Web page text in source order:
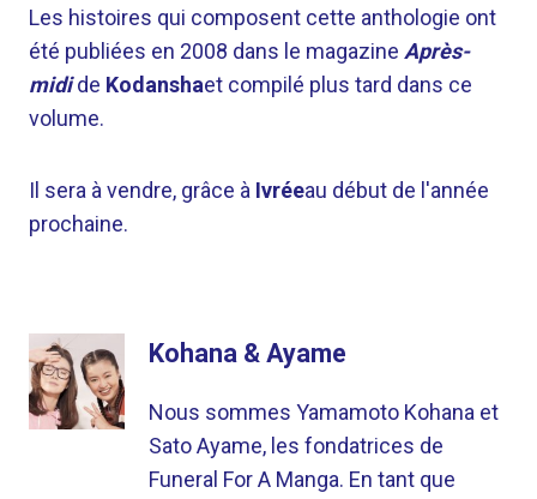
Les histoires qui composent cette anthologie ont
été publiées en 2008 dans le magazine Après-
midi de Kodanshaet compilé plus tard dans ce
volume.
Il sera à vendre, grâce à Ivréeau début de l'année
prochaine.
Kohana & Ayame
Nous sommes Yamamoto Kohana et
Sato Ayame, les fondatrices de
Funeral For A Manga. En tant que